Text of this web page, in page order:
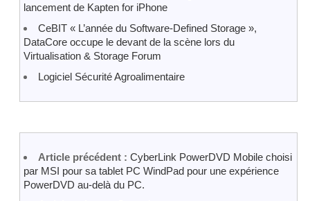
lancement de Kapten for iPhone
CeBIT « L’année du Software-Defined Storage »,
DataCore occupe le devant de la scène lors du
Virtualisation & Storage Forum
Logiciel Sécurité Agroalimentaire
Article précédent : CyberLink PowerDVD Mobile choisi
par MSI pour sa tablet PC WindPad pour une expérience
PowerDVD au-delà du PC.